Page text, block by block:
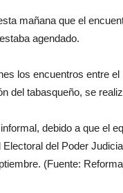
mañana que el
agendado.
los encuentros entre
del tabasqueño, se
debido a que el
del Poder
(Fuente: